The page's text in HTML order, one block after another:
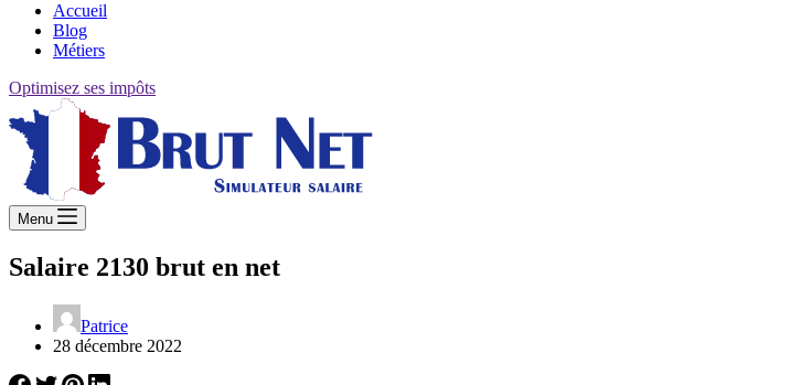
Accueil
Blog
Métiers
Optimisez ses impôts
Menu
Salaire 2130 brut en net
Patrice
28 décembre 2022